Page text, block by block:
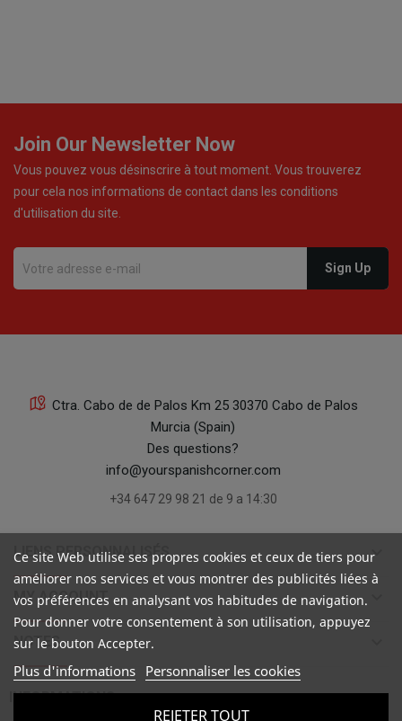
Join Our Newsletter Now
Vous pouvez vous désinscrire à tout moment. Vous trouverez
pour cela nos informations de contact dans les conditions
d'utilisation du site.
Ctra. Cabo de de Palos Km 25 30370 Cabo de Palos
Murcia (Spain)
Des questions?
info@yourspanishcorner.com
+34 647 29 98 21 de 9 a 14:30
LIENS PERSONNALISÉS keyboard_arrow_down
MY ACCOUNT keyboard_arrow_down
NOTES
INFORMATIONS 
Ce site Web utilise ses propres cookies et ceux de tiers pour
améliorer nos services et vous montrer des publicités liées à
vos préférences en analysant vos habitudes de navigation.
Pour donner votre consentement à son utilisation, appuyez
sur le bouton Accepter.
Plus d'informations Personnaliser les cookies
REJETER TOUT